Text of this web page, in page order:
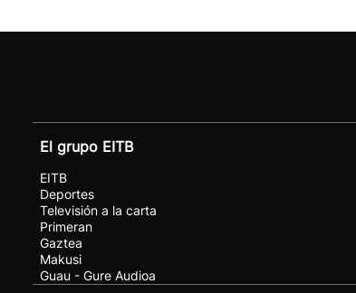
El grupo EITB
EITB
Deportes
Televisión a la carta
Primeran
Gaztea
Makusi
Guau - Gure Audioa